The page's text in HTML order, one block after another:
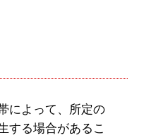
によって、所定の
する場合があるこ